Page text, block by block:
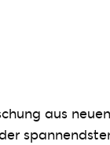
aus